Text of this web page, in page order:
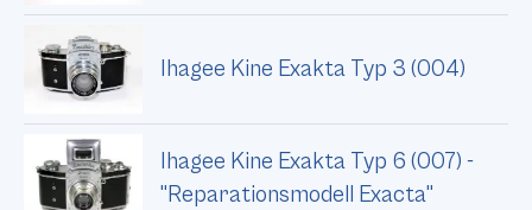
Ihagee Kine Exakta Typ 3 (004)
Ihagee Kine Exakta Typ 6 (007) -
"Reparationsmodell Exacta"